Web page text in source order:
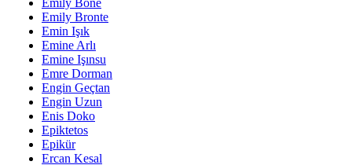
Emily Bone
Emily Bronte
Emin Işık
Emine Arlı
Emine Işınsu
Emre Dorman
Engin Geçtan
Engin Uzun
Enis Doko
Epiktetos
Epikür
Ercan Kesal